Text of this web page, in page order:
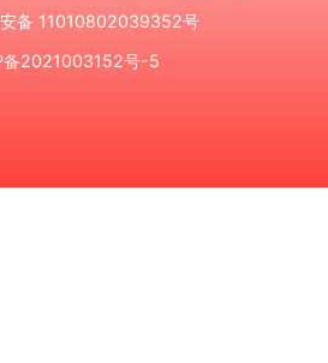
备 11010802039352号
备2021003152号-5